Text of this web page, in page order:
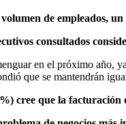
volumen de empleados,
consultados
en el próximo año,
que se mantendrán
cree que la